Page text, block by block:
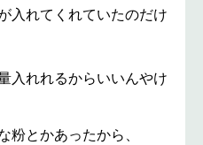
入れてくれていたのだけ
入れれるからいいんやけ
とかあったから、